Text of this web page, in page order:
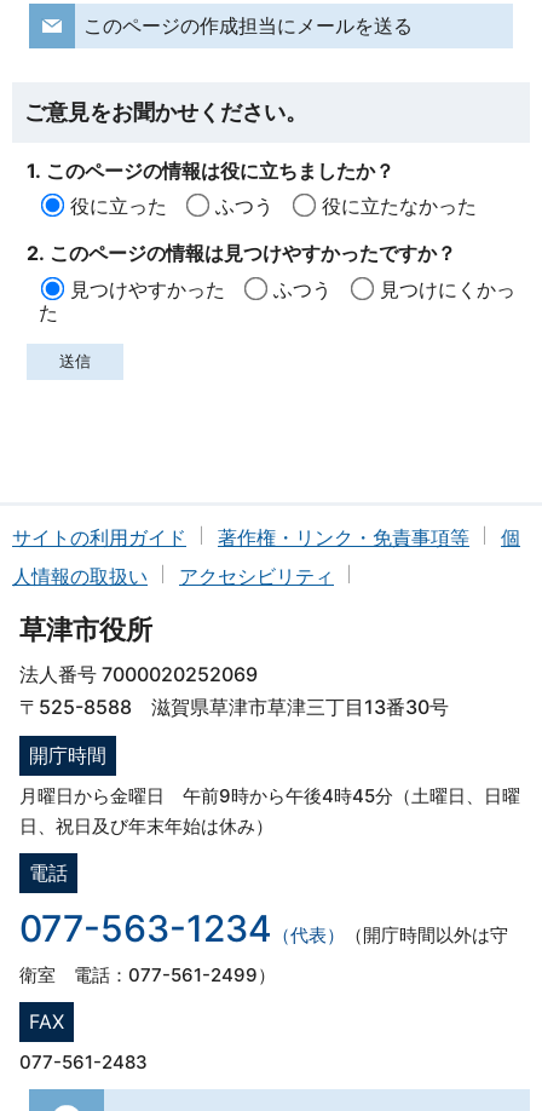
このページの作成担当にメールを送る
ご意見をお聞かせください。
1. このページの情報は役に立ちましたか？
役に立った
ふつう
役に立たなかった
2. このページの情報は見つけやすかったですか？
見つけやすかった
ふつう
見つけにくかっ
た
サイトの利用ガイド 著作権・リンク・免責事項等
個
人情報の取扱い
アクセシビリティ
草津市役所
法人番号 7000020252069
〒525-8588 滋賀県草津市草津三丁目13番30号
開庁時間
月曜日から金曜日 午前9時から午後4時45分（土曜日、日曜
日、祝日及び年末年始は休み）
電話
077-563-1234 （代表）
（開庁時間以外は守
衛室 電話：077-561-2499）
FAX
077-561-2483